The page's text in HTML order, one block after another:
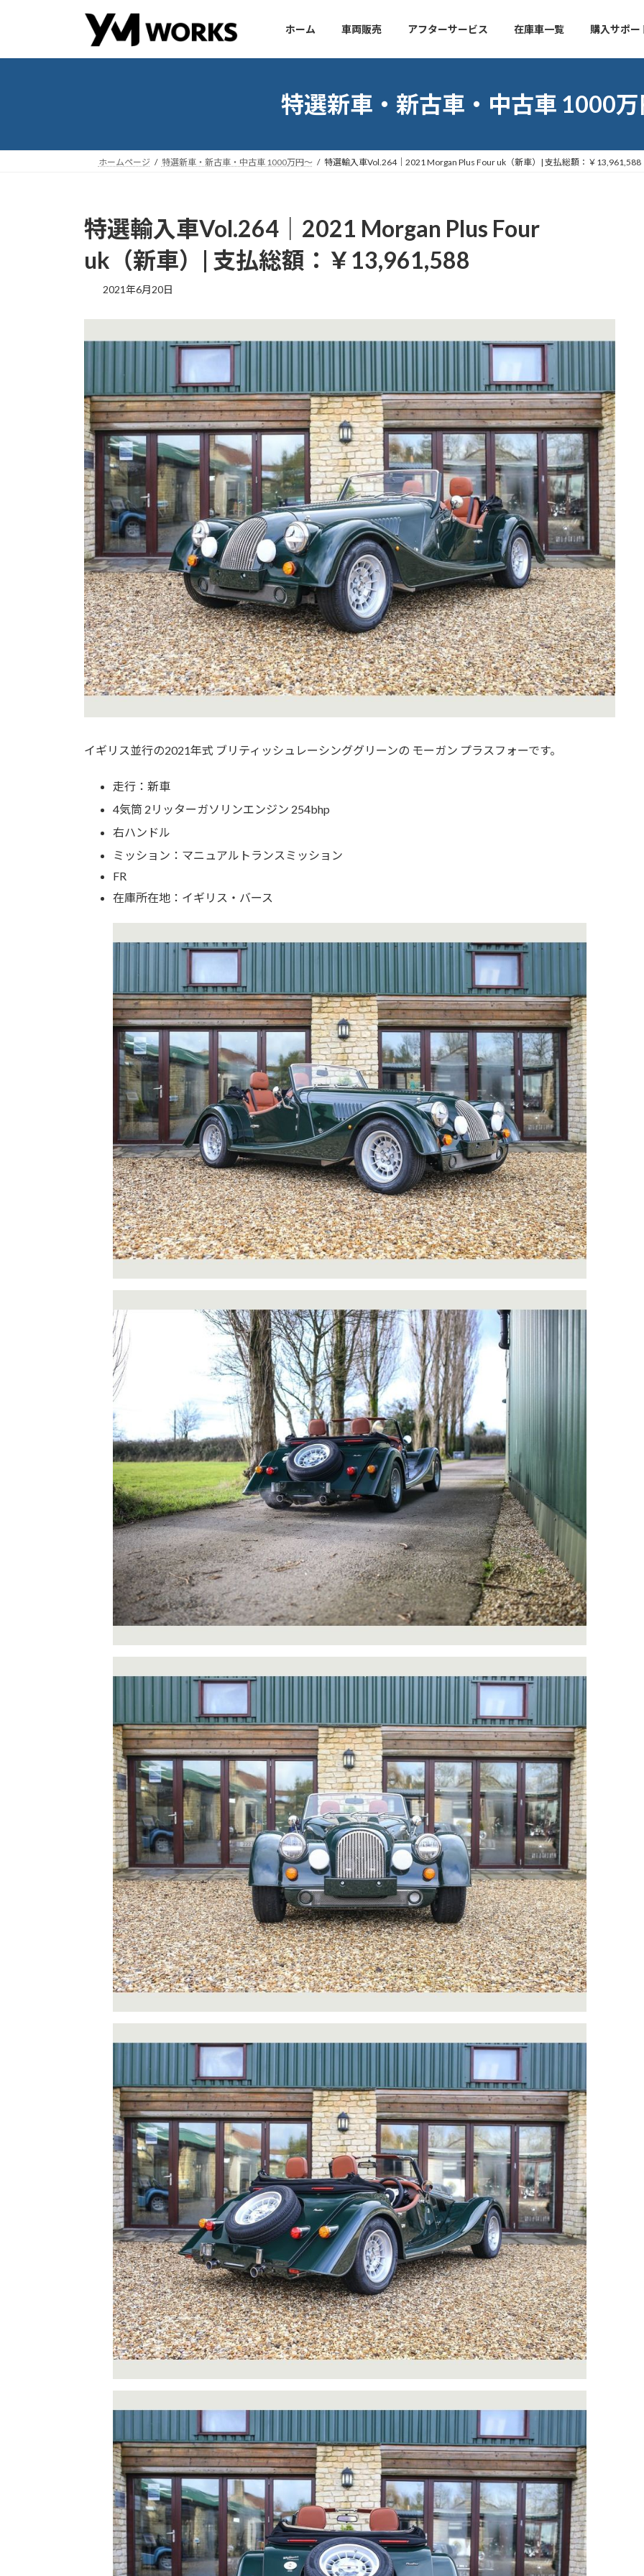
ン
ー
ホーム 車両販売 アフターサービス 在庫車一覧 購入サポー
特選新車・新古車・中古車 1000
ホームページ 特選新車・新古車・中古車 1000万円～ 特選輸入車Vol.264｜2021 Morgan Plus Four uk（新車）| 支払総額：￥13,961,588
特選輸入車Vol.264｜2021 Morgan Plus Four
uk（新車）| 支払総額：￥13,961,588
2021年6月20日
イギリス並行の2021年式 ブリティッシュレーシンググリーンの モーガン プラスフォーです。
走行：新車
4気筒 2リッターガソリンエンジン 254bhp
右ハンドル
ミッション：マニュアルトランスミッション
FR
在庫所在地：イギリス・バース